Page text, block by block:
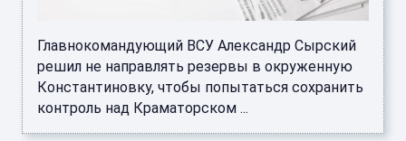
Главнокомандующий ВСУ Александр Сырский
решил не направлять резервы в окруженную
Константиновку, чтобы попытаться сохранить
контроль над Краматорском ...